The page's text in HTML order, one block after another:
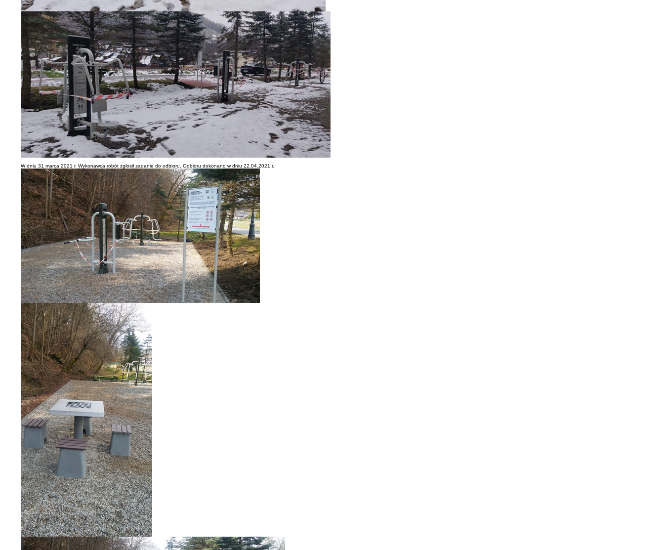
W dniu 31 marca 2021 r. Wykonawca robót zgłosił zadanie do odbioru. Odbioru dokonano w dniu 22.04.2021 r.